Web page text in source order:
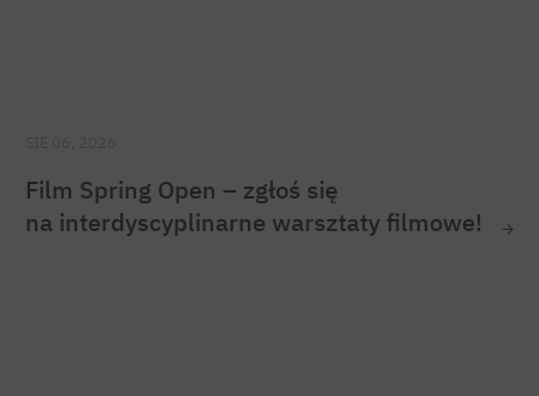
Film Spring Open – zgłoś się
na interdyscyplinarne warsztaty filmowe!